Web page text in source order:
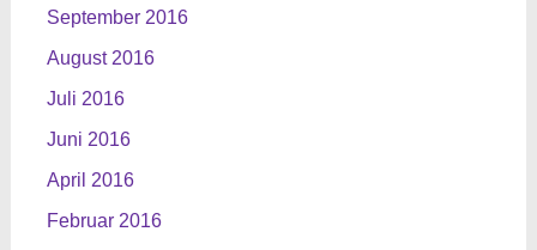
September 2016
August 2016
Juli 2016
Juni 2016
April 2016
Februar 2016